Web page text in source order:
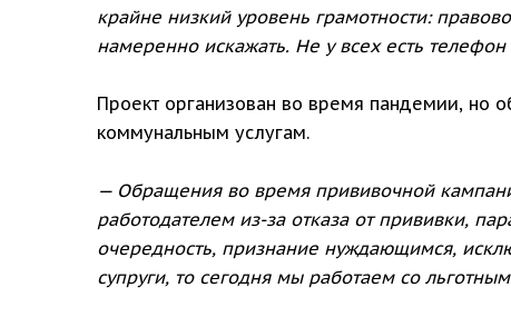
крайне низкий уровень грамотности:
намеренно искажать. Не у всех есть
Проект организован во время пандемии, но
коммунальным услугам.
— Обращения во время прививочной
работодателем из-за отказа от прививки,
очередность, признание нуждающимся,
супруги, то сегодня мы работаем со